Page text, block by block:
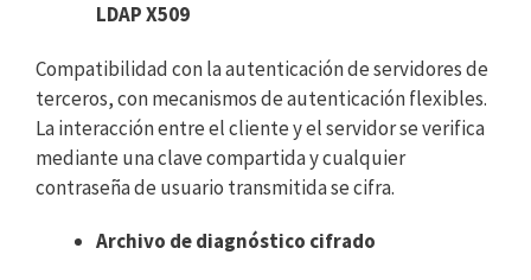
LDAP X509
Compatibilidad con la autenticación de servidores de
terceros, con mecanismos de autenticación flexibles.
La interacción entre el cliente y el servidor se verifica
mediante una clave compartida y cualquier
contraseña de usuario transmitida se cifra.
Archivo de diagnóstico cifrado